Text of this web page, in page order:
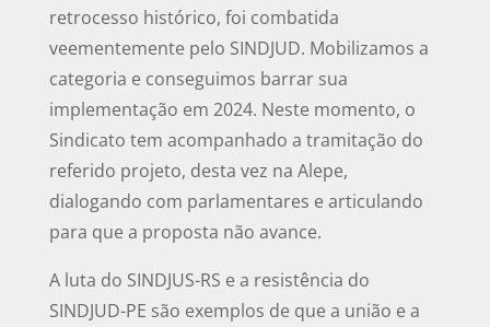
retrocesso histórico, foi combatida
veementemente pelo SINDJUD. Mobilizamos a
categoria e conseguimos barrar sua
implementação em 2024. Neste momento, o
Sindicato tem acompanhado a tramitação do
referido projeto, desta vez na Alepe,
dialogando com parlamentares e articulando
para que a proposta não avance.
A luta do SINDJUS-RS e a resistência do
SINDJUD-PE são exemplos de que a união e a